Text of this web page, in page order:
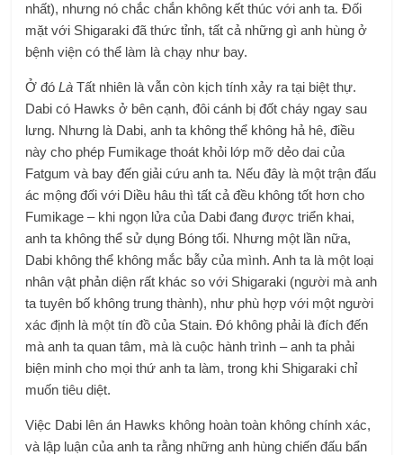
nhất), nhưng nó chắc chắn không kết thúc với anh ta. Đối
mặt với Shigaraki đã thức tỉnh, tất cả những gì anh hùng ở
bệnh viện có thể làm là chạy như bay.
Ở đóLà Tất nhiên là vẫn còn kịch tính xảy ra tại biệt thự.
Dabi có Hawks ở bên cạnh, đôi cánh bị đốt cháy ngay sau
lưng. Nhưng là Dabi, anh ta không thể không hả hê, điều
này cho phép Fumikage thoát khỏi lớp mỡ dẻo dai của
Fatgum và bay đến giải cứu anh ta. Nếu đây là một trận đấu
ác mộng đối với Diều hâu thì tất cả đều không tốt hơn cho
Fumikage – khi ngọn lửa của Dabi đang được triển khai,
anh ta không thể sử dụng Bóng tối. Nhưng một lần nữa,
Dabi không thể không mắc bẫy của mình. Anh ta là một loại
nhân vật phản diện rất khác so với Shigaraki (người mà anh
ta tuyên bố không trung thành), như phù hợp với một người
xác định là một tín đồ của Stain. Đó không phải là đích đến
mà anh ta quan tâm, mà là cuộc hành trình – anh ta phải
biện minh cho mọi thứ anh ta làm, trong khi Shigaraki chỉ
muốn tiêu diệt.
Việc Dabi lên án Hawks không hoàn toàn không chính xác,
và lập luận của anh ta rằng những anh hùng chiến đấu bẩn